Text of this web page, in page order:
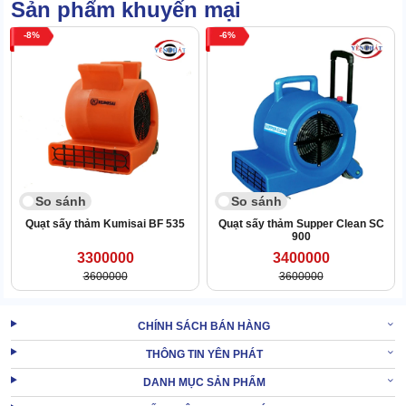
cho luồng gió tập trung, không phân tán, thổi sát mặt sàn. Vì thế
mà gia tăng khả năng làm khô.
Hoàn toàn có thể thay đổi góc độ thổi bằng cách kê cao phần
miệng gió. Hoặc cho máy nằm ngửa ra, miệng thổi vuông góc để
Sản phẩm khuyến mại
8
So sánh
Quạt sấy thảm Kumisai BF 535
3300000
3600000
6
So sánh
Quạt sấy thảm Supper Clean SC
900
3400000
3600000
CHÍNH SÁCH BÁN HÀNG
THÔNG TIN YÊN PHÁT
DANH MỤC SẢN PHẨM